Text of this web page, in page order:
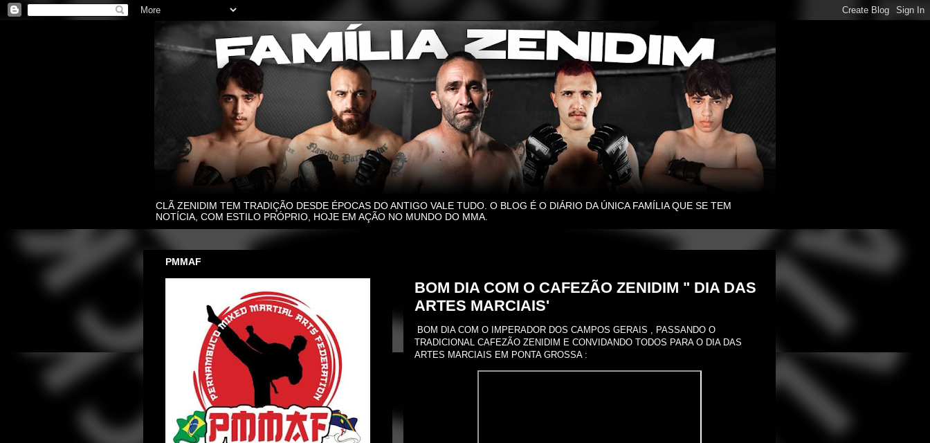
CLÃ ZENIDIM TEM TRADIÇÃO DESDE ÉPOCAS DO ANTIGO VALE TUDO. O BLOG É O DIÁRIO DA ÚNICA FAMÍLIA QUE SE TEM
NOTÍCIA, COM ESTILO PRÓPRIO, HOJE EM AÇÃO NO MUNDO DO MMA.
BOM DIA COM O CAFEZÃO ZENIDIM " DIA DAS
ARTES MARCIAIS'
BOM DIA COM O IMPERADOR DOS CAMPOS GERAIS , PASSANDO O
TRADICIONAL CAFEZÃO ZENIDIM E CONVIDANDO TODOS PARA O DIA DAS
ARTES MARCIAIS EM PONTA GROSSA :
PMMAF